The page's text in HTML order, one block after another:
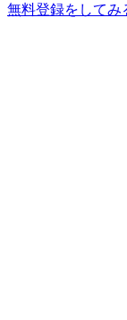
無料登録をしてみ